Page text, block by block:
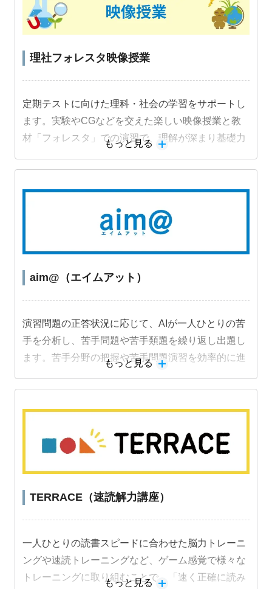
理社フォレスタ映像授業
定期テストに向けた理科・社会の学習をサポートし
ます。実験やCGなどを交えた楽しい映像授業と教
材「フォレスタ」での演習で、理解が深まり基礎力
もっと見る
aim@（エイムアット）
演習問題の正答状況に応じて、AIが一人ひとりの苦
手を分析し、苦手問題や苦手類題を繰り返し出題し
ます。苦手分野の把握や苦手問題演習を効率的に進
もっと見る
TERRACE（速読解力講座）
一人ひとりの読書スピードに合わせた脳力トレーニ
ングや速読トレーニングなど、ゲーム感覚で様々な
トレーニングに取り組むことで、「速く正確に読み
もっと見る